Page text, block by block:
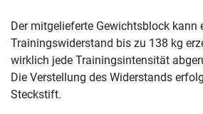
Der mitgelieferte Gewichtsblock kann
Trainingswiderstand bis zu 138 kg
wirklich jede Trainingsintensität
Die Verstellung des Widerstands
Steckstift.